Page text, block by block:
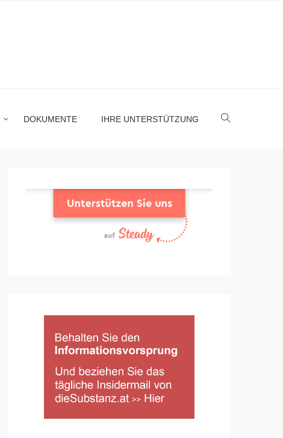
DOKUMENTE IHRE UNTERSTÜTZUNG